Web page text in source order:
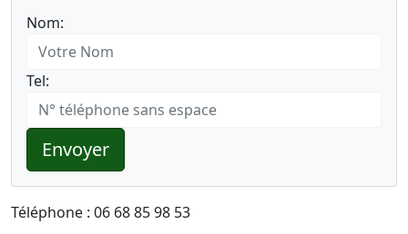
Nom:
Tel:
Envoyer
Téléphone : 06 68 85 98 53